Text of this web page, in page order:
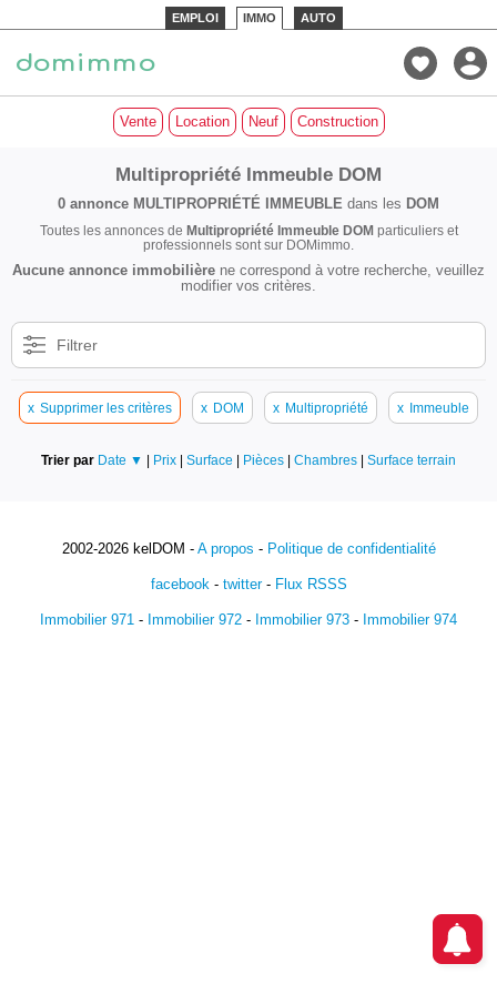
EMPLOI IMMO AUTO
Vente Location Neuf Construction
Multipropriété Immeuble DOM
0 annonce MULTIPROPRIÉTÉ IMMEUBLE dans les DOM
Toutes les annonces de Multipropriété Immeuble DOMparticuliers et
professionnels sont sur DOMimmo.
Aucune annonce immobilière ne correspond à votre recherche, veuillez
modifier vos critères.
Filtrer
x Supprimer les critères x DOM x Multipropriété x Immeuble
Trier par Date ▼ | Prix | Surface | Pièces | Chambres | Surface terrain
2002-2026 kelDOM - A propos - Politique de confidentialité
facebook- twitter- Flux RSSS
Immobilier 971 - Immobilier 972 - Immobilier 973 - Immobilier 974